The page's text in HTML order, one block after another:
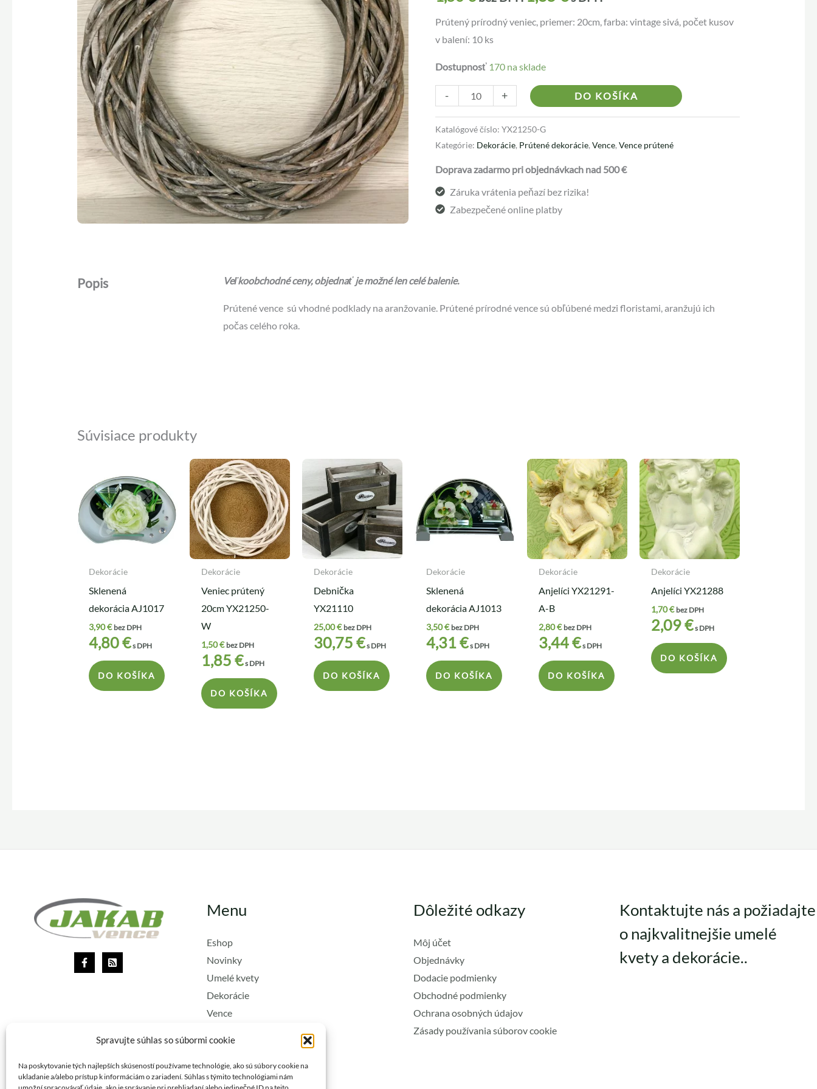
Spravujte súhlas so súbormi cookie
Na poskytovanie tých najlepších skúseností používame technológie, ako sú súbory cookie na
ukladanie a/alebo prístup k informáciám o zariadení. Súhlas s týmito technológiami nám
Prútený prírodný veniec, priemer: 20cm, farba: vintage sivá, počet kusov
v balení: 10 ks
Dostupnosť 170 na sklade
- + DO KOŠÍKA
Katalógové číslo: YX21250-G
Kategórie: Dekorácie, Prútené dekorácie,Vence,Vence prútené
Doprava zadarmo pri objednávkach nad 500 €
Záruka vrátenia peňazí bez rizika!
Zabezpečené online platby
Popis Veľkoobchodné ceny, objednať je možné len celé balenie.
Prútené vence sú vhodné podklady na aranžovanie. Prútené prírodné vence sú obľúbené medzi floristami, aranžujú ich
počas celého roka.
Súvisiace produkty
Dekorácie
Sklenená
dekorácia AJ1017
3,90€ bez DPH
4,80€s DPH
DO KOŠÍKA
Dekorácie
Veniec prútený
20cm YX21250-
W
1,50€ bez DPH
1,85 €s DPH
DO KOŠÍKA
Dekorácie
Debnička
YX21110
25,00€ bez DPH
30,75€s DPH
DO KOŠÍKA
Dekorácie
Sklenená
dekorácia AJ1013
3,50€ bez DPH
4,31€s DPH
DO KOŠÍKA
Dekorácie
Anjelíci YX21291-
A-B
2,80€ bez DPH
3,44€s DPH
DO KOŠÍKA
Dekorácie
Anjelíci YX21288
1,70€ bez DPH
2,09€s DPH
DO KOŠÍKA
Menu
Eshop
Novinky
Umelé kvety
Dekorácie
Vence
Vianoce
Dôležité odkazy
Môj účet
Objednávky
Dodacie podmienky
Obchodné podmienky
Ochrana osobných údajov
Zásady používania súborov cookie
Kontaktujte nás a požiadajte
o najkvalitnejšie umelé
kvety a dekorácie..